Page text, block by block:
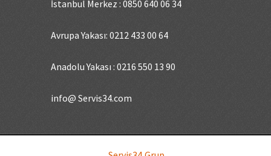
İstanbul Merkez : 0850 640 06 34
Avrupa Yakası: 0212 433 00 64
Anadolu Yakası : 0216 550 13 90
info@ Servis34.com